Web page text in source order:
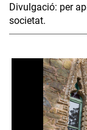
Divulgació: per
societat.